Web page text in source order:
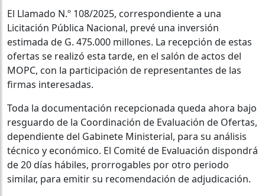
El Llamado N.º 108/2025, correspondiente a una
Licitación Pública Nacional, prevé una inversión
estimada de G. 475.000 millones. La recepción de estas
ofertas se realizó esta tarde, en el salón de actos del
MOPC, con la participación de representantes de las
firmas interesadas.
Toda la documentación recepcionada queda ahora bajo
resguardo de la Coordinación de Evaluación de Ofertas,
dependiente del Gabinete Ministerial, para su análisis
técnico y económico. El Comité de Evaluación dispondrá
de 20 días hábiles, prorrogables por otro periodo
similar, para emitir su recomendación de adjudicación.